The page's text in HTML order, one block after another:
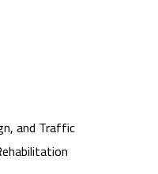
and Traffic